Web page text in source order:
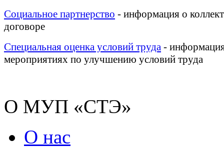
Социальное партнерство - информация о
договоре
Специальная оценка условий труда -
мероприятиях по улучшению условий труда
О МУП «СТЭ»
О нас